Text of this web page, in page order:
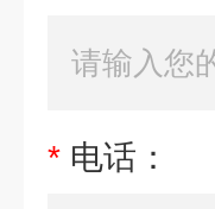
* 电话：